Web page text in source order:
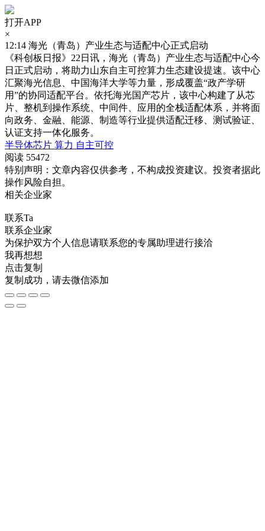
打开APP
×
12:14 海光（青岛）产业生态与适配中心正式启动
《科创板日报》22日讯，海光（青岛）产业生态与适配中心今
日正式启动，将助力山东自主可控算力生态建设提速。该中心
汇聚海光信息、中国海洋大学等力量，形成覆盖“政产学研
用”的协同适配平台。依托海光国产芯片，该中心构建了从芯
片、整机到操作系统、中间件、应用的全栈适配体系，并将面
向政务、金融、能源、制造等行业提供适配迁移、测试验证、
认证支持一体化服务。
半导体芯片 算力 自主可控
阅读 55472
特别声明：文章内容仅供参考，不构成投资建议。投资者据此
操作风险自担。
相关企业家
联系Ta
联系企业家
为保护双方个人信息请联系您的专属助理进行接洽
我再想想
点击复制
复制成功，请去微信添加